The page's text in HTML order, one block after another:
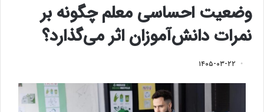
وضعیت احساسی معلم چگونه بر
نمرات دانش‌آموزان اثر می‌گذارد؟
۱۴۰۵-۰۳-۲۲